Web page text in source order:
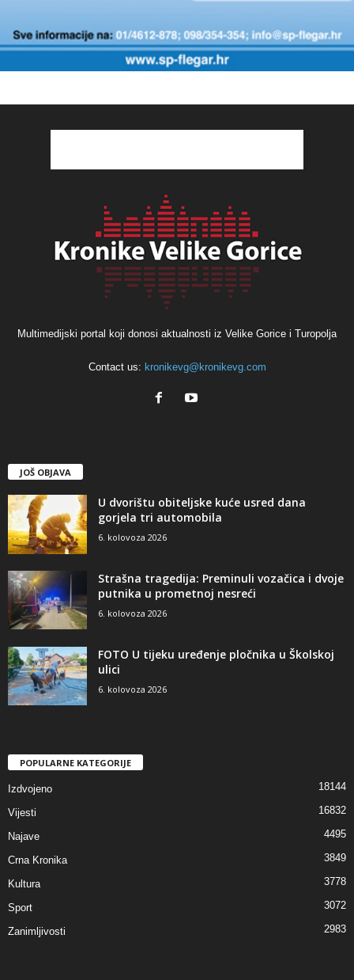
Multimedijski portal koji donosi aktualnosti iz Velike Gorice i Turopolja
Contact us: kronikevg@kronikevg.com
JOŠ OBJAVA
U dvorištu obiteljske kuće usred dana
gorjela tri automobila
6. kolovoza 2026
Strašna tragedija: Preminuli vozačica i dvoje
putnika u prometnoj nesreći
6. kolovoza 2026
FOTO U tijeku uređenje pločnika u Školskoj
ulici
6. kolovoza 2026
POPULARNE KATEGORIJE
Izdvojeno 18144
Vijesti 16832
Najave 4495
Crna Kronika 3849
Kultura 3778
Sport 3072
Zanimljivosti 2983